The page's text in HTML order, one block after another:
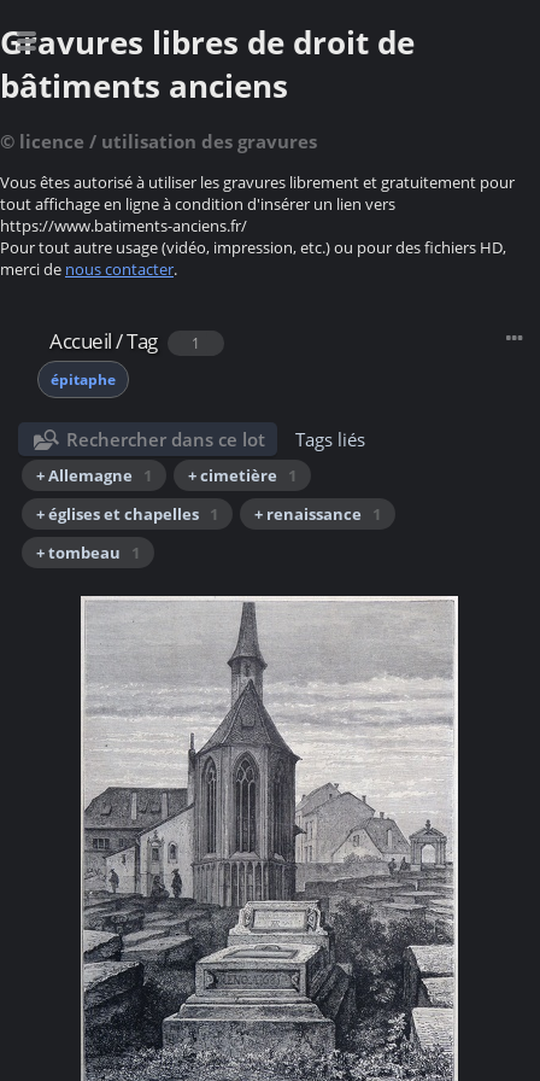
Gravures libres de droit de
bâtiments anciens
© licence / utilisation des gravures
Vous êtes autorisé à utiliser les gravures librement et gratuitement pour
tout affichage en ligne à condition d'insérer un lien vers
https://www.batiments-anciens.fr/
Pour tout autre usage (vidéo, impression, etc.) ou pour des fichiers HD,
merci de nous contacter.
Accueil/Tag
1
épitaphe
Rechercher dans ce lot Tags liés
+ Allemagne 1 + cimetière
1
+ églises et chapelles 1 + renaissance
1
+ tombeau
1